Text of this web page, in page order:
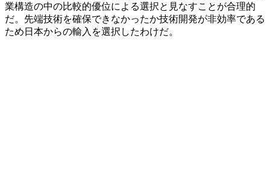
業構造の中の比較的優位による選択と見なすことが合理的
だ。先端技術を確保できなかったか技術開発が非効率である
ため日本からの輸入を選択したわけだ。